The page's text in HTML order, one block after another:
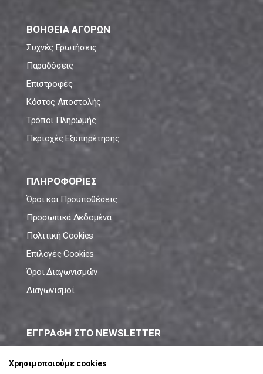
ΒΟΗΘΕΙΑ ΑΓΟΡΩΝ
Συχνές Ερωτήσεις
Παραδόσεις
Επιστροφές
Κόστος Αποστολής
Τρόποι Πληρωμής
Περιοχές Εξυπηρέτησης
ΠΛΗΡΟΦΟΡΙΕΣ
Όροι και Προϋποθέσεις
Προσωπικά Δεδομένα
Πολιτική Cookies
Επιλογές Cookies
Όροι Διαγωνισμών
Διαγωνισμοί
ΕΓΓΡΑΦΗ ΣΤΟ NEWSLETTER
Χρησιμοποιούμε cookies